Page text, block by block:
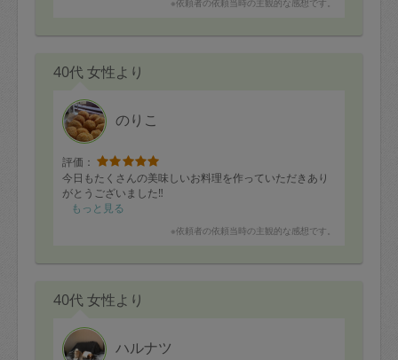
と、食べきれなくなってしまうため、腹8分目程度にお願
それでも、時折こちらの要望を聞いて下さったり、提案
した！
シンク周りやキッチン周りまで綺麗にしていただき、と
ても感謝しております！
また次回も宜しくお願い致します！
※依頼者の依頼当時の主観的な感想です。
40代 女性より
のりこ
評価：
今日もたくさんの美味しいお料理を作っていただきあり
がとうございました‼︎
もっと見る
※依頼者の依頼当時の主観的な感想です。
40代 女性より
ハルナツ